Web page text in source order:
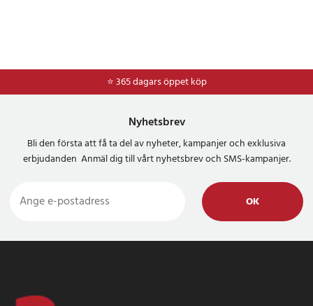
⭐ 365 dagars öppet köp
⭐Frakt 49kr *
Nyhetsbrev
Bli den första att få ta del av nyheter, kampanjer och exklusiva
erbjudanden Anmäl dig till vårt nyhetsbrev och SMS-kampanjer.
OK